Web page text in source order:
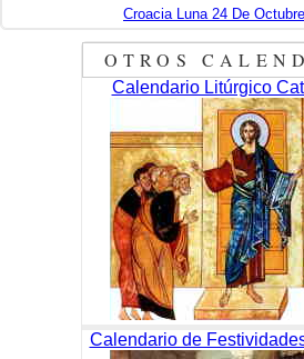
Croacia Luna 24 De
OTROS
Calendario Litúrgico
Calendario de